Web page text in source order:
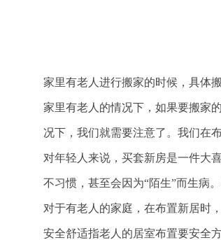
家里有老人进行搬家的时候，具体
家里有老人的情况下，如果要搬家
况下，我们就需要注意了。我们在
对年轻人来说，买套新房是一件大
不习惯，甚至会因为“陌生”而生病
对于有老人的家庭，在布置新居时
安全舒适指老人的居室布置要安全